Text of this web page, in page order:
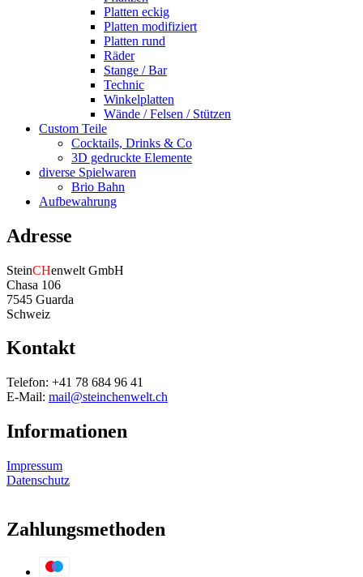
Platten eckig
Platten modifiziert
Platten rund
Räder
Stange / Bar
Technic
Winkelplatten
Wände / Felsen / Stützen
Custom Teile
Cocktails, Drinks & Co
3D gedruckte Elemente
diverse Spielwaren
Brio Bahn
Aufbewahrung
Adresse
SteinCHenwelt GmbH
Chasa 106
7545 Guarda
Schweiz
Kontakt
Telefon: +41 78 684 96 41
E-Mail: mail@steinchenwelt.ch
Informationen
Impressum
Datenschutz
Zahlungsmethoden